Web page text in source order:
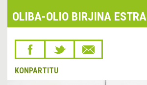
OLIBA-OLIO BIRJINA ESTRA
KONPARTITU